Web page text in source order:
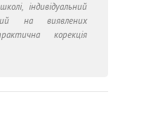
індивідуальний
на виявлених
корекція